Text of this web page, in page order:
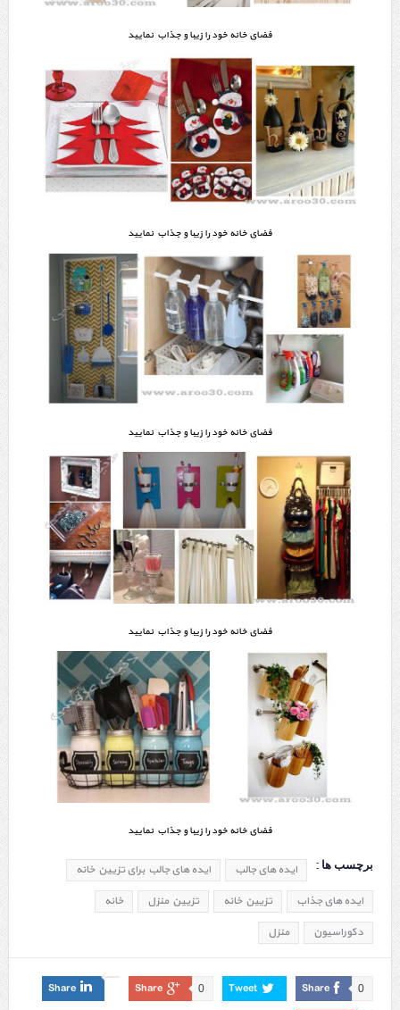
فضای خانه خود را زیبا و جذاب نمایید
فضای خانه خود را زیبا و جذاب نمایید
فضای خانه خود را زیبا و جذاب نمایید
فضای خانه خود را زیبا و جذاب نمایید
فضای خانه خود را زیبا و جذاب نمایید
برچسب ها : ایده های جالب
ایده های جالب برای تزیین خانه
ایده های جذاب
تزیین خانه تزیین منزل
خانه
دکوراسیون
منزل
Share 0
Tweet
Share 0
Share